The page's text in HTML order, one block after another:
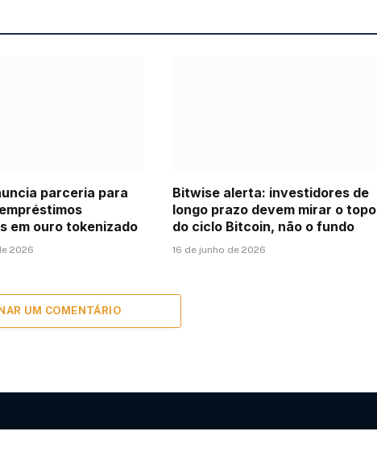
parceria para
em ouro tokenizado
2026
Bitwise alerta: investidores de
longo prazo devem mirar o topo
do ciclo Bitcoin, não o fundo
16 de junho de 2026
UM COMENTÁRIO